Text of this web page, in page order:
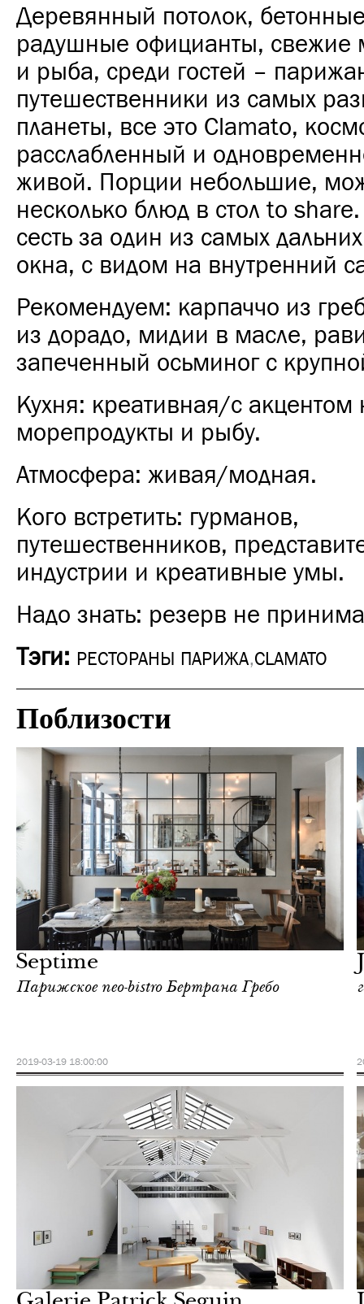
Деревянный потолок,
радушные официанты, свежие
и рыба, среди гостей –
путешественники из самых
планеты, все это Clamato,
расслабленный и
живой. Порции небольшие,
несколько блюд в стол to
сесть за один из самых
окна, с видом на внутренний
Рекомендуем: карпаччо из
из дорадо, мидии в масле,
запеченный осьминог с
Кухня: креативная/с акцентом
морепродукты и рыбу.
Атмосфера: живая/модная.
Кого встретить: гурманов,
путешественников,
индустрии и креативные умы.
Надо знать: резерв не
Тэги: РЕСТОРАНЫ ПАРИЖА,CLAMATO
Поблизости
Septime
Парижское neo-bistro Бертрана Гребо
2019-03-19 18:00:00